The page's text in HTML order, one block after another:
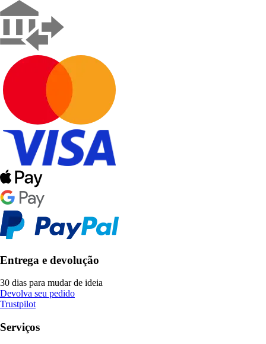
Entrega e devolução
30 dias para mudar de ideia
Devolva seu pedido
Trustpilot
Serviços